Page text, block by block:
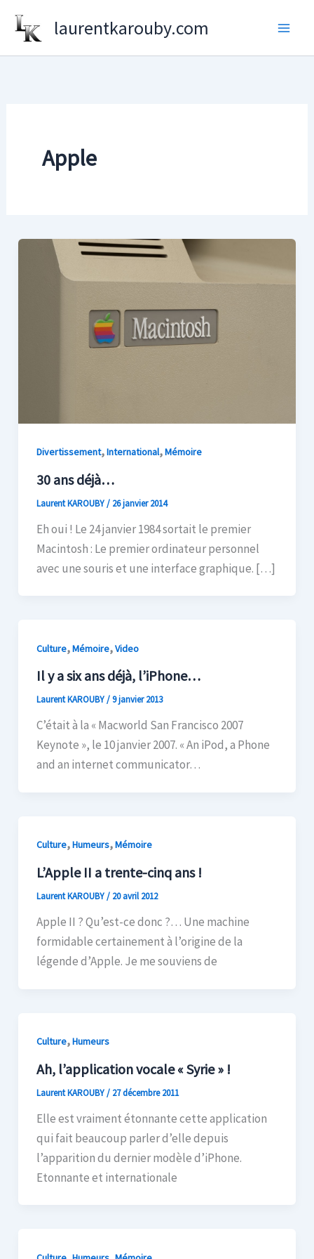
laurentkarouby.com
Apple
Divertissement,International,Mémoire
30 ans déjà…
Laurent KAROUBY/ 26 janvier 2014
Eh oui ! Le 24 janvier 1984 sortait le premier
Macintosh : Le premier ordinateur personnel
avec une souris et une interface graphique. […]
Culture,Mémoire,Video
Il y a six ans déjà, l’iPhone…
Laurent KAROUBY/9 janvier 2013
C’était à la « Macworld San Francisco 2007
Keynote », le 10 janvier 2007. « An iPod, a Phone
and an internet communicator…
Culture,Humeurs,Mémoire
L’Apple II a trente-cinq ans !
Laurent KAROUBY/ 20 avril 2012
Apple II ? Qu’est-ce donc ?… Une machine
formidable certainement à l’origine de la
légende d’Apple. Je me souviens de
Culture,Humeurs
Ah, l’application vocale « Syrie » !
Laurent KAROUBY/ 27 décembre 2011
Elle est vraiment étonnante cette application
qui fait beaucoup parler d’elle depuis
l’apparition du dernier modèle d’iPhone.
Etonnante et internationale